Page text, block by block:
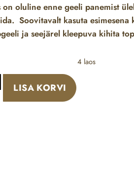
on oluline enne geeli panemist
Soovitavalt kasuta esimesena
ja seejärel kleepuva kihita
4 laos
LISA KORVI